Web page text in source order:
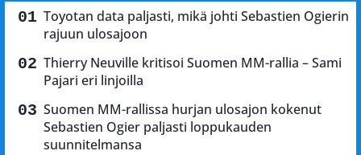
Toyotan data paljasti, mikä johti Sebastien Ogierin
rajuun ulosajoon
Thierry Neuville kritisoi Suomen MM-rallia – Sami
Pajari eri linjoilla
Suomen MM-rallissa hurjan ulosajon kokenut
Sebastien Ogier paljasti loppukauden
suunnitelmansa